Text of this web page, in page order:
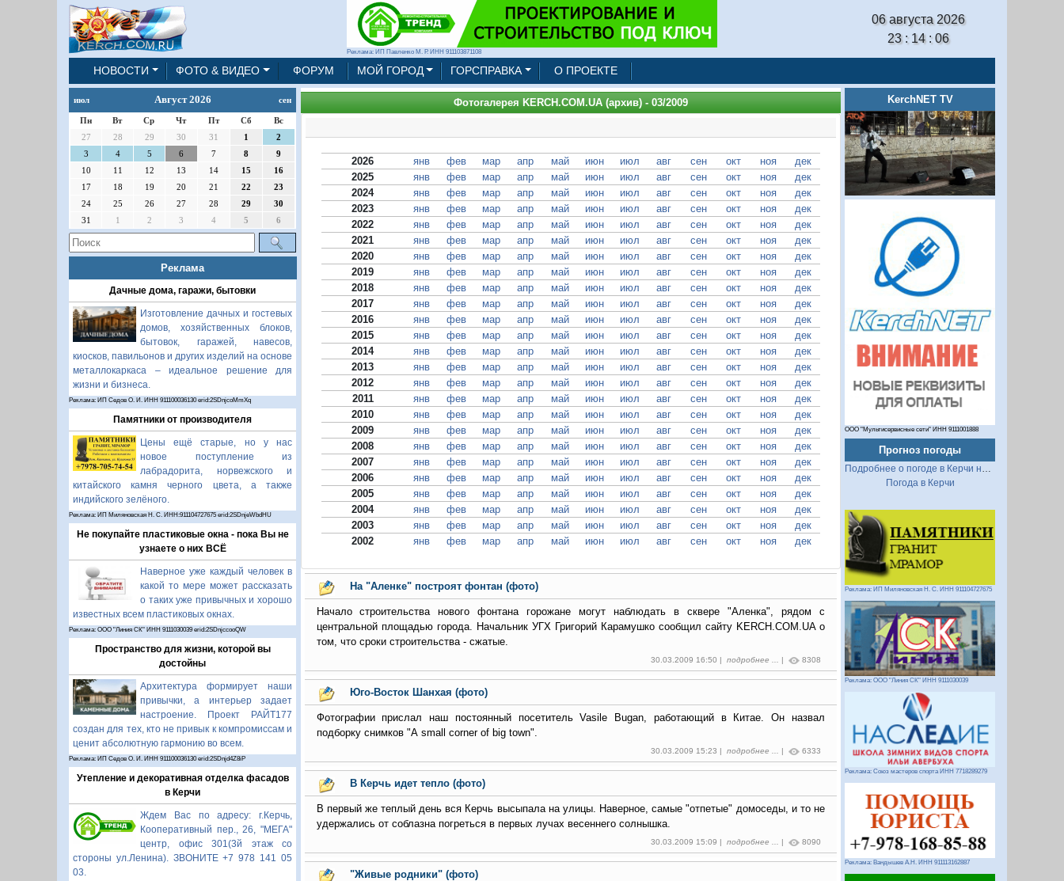
Реклама: ИП Павленко М. Р. ИНН 911103871108
06 августа 2026
23 : 14 : 06
НОВОСТИ ФОТО & ВИДЕО ФОРУМ МОЙ ГОРОД ГОРСПРАВКА О ПРОЕКТЕ
июл Август 2026 сен
Пн Вт Ср Чт Пт Сб
Вс
27
28 29 30 31 1
2
3
4 5 6 7 8
9
10
11 12 13 14 15
16
17
18 19 20 21 22
23
24
25 26 27 28 29
30
31
1 2 3 4 5 6
Реклама
Дачные дома, гаражи, бытовки
Изготовление дачных и гостевых
домов, хозяйственных блоков,
бытовок, гаражей, навесов,
киосков, павильонов и других изделий на основе
металлокаркаса – идеальное решение для
жизни и бизнеса.
Реклама: ИП Седов О. И. ИНН 911100036130 erid:2SDnjcoMmXq
Памятники от производителя
Цены ещё старые, но у нас
новое поступление из
лабрадорита, норвежского и
китайского камня черного цвета, а также
индийского зелёного.
Реклама: ИП Миляновская Н. С. ИНН:911104727675 erid:2SDnjeWbdHU
Не покупайте пластиковые окна - пока Вы не
узнаете о них ВСЁ
Наверное уже каждый человек в
какой то мере может рассказать
о таких уже привычных и хорошо
известных всем пластиковых окнах.
Реклама: ООО "Линия СК" ИНН 9111030039 erid:2SDnjccooQW
Пространство для жизни, которой вы
достойны
Архитектура формирует наши
привычки, а интерьер задает
настроение. Проект РАЙТ177
создан для тех, кто не привык к компромиссам и
ценит абсолютную гармонию во всем.
Реклама: ИП Седов О. И. ИНН 911100036130 erid:2SDnjd4Z8iP
Утепление и декоративная отделка фасадов
в Керчи
Ждем Вас по адресу: г.Керчь,
Кооперативный пер., 26, "МЕГА"
центр, офис 301(3й этаж со
стороны ул.Ленина). ЗВОНИТЕ +7 978 141 05
03.
Фотогалерея KERCH.COM.UA (архив) - 03/2009
2026 янв фев мар апр май июн июл авг сен окт ноя
дек
2025
янв фев мар апр май июн июл авг сен окт ноя
дек
2024
янв фев мар апр май июн июл авг сен окт ноя
дек
2023
янв фев мар апр май июн июл авг сен окт ноя
дек
2022
янв фев мар апр май июн июл авг сен окт ноя
дек
2021
янв фев мар апр май июн июл авг сен окт ноя
дек
2020
янв фев мар апр май июн июл авг сен окт ноя
дек
2019
янв фев мар апр май июн июл авг сен окт ноя
дек
2018
янв фев мар апр май июн июл авг сен окт ноя
дек
2017
янв фев мар апр май июн июл авг сен окт ноя
дек
2016
янв фев мар апр май июн июл авг сен окт ноя
дек
2015
янв фев мар апр май июн июл авг сен окт ноя
дек
2014
янв фев мар апр май июн июл авг сен окт ноя
дек
2013
янв фев мар апр май июн июл авг сен окт ноя
дек
2012
янв фев мар апр май июн июл авг сен окт ноя
дек
2011
янв фев мар апр май июн июл авг сен окт ноя
дек
2010
янв фев мар апр май июн июл авг сен окт ноя
дек
2009
янв фев мар апр май июн июл авг сен окт ноя
дек
2008
янв фев мар апр май июн июл авг сен окт ноя
дек
2007
янв фев мар апр май июн июл авг сен окт ноя
дек
2006
янв фев мар апр май июн июл авг сен окт ноя
дек
2005
янв фев мар апр май июн июл авг сен окт ноя
дек
2004
янв фев мар апр май июн июл авг сен окт ноя
дек
2003
янв фев мар апр май июн июл авг сен окт ноя
дек
2002
янв фев мар апр май июн июл авг сен окт ноя дек
На "Аленке" построят фонтан (фото)
Начало строительства нового фонтана горожане могут наблюдать в сквере "Аленка", рядом с
центральной площадью города. Начальник УГХ Григорий Карамушко сообщил сайту KERCH.COM.UA о
том, что сроки строительства - сжатые.
30.03.2009 16:50 | подробнее ... | 8308
Юго-Восток Шанхая (фото)
Фотографии прислал наш постоянный посетитель Vasile Bugan, работающий в Китае. Он назвал
подборку снимков "А small corner of big town".
30.03.2009 15:23 | подробнее ... | 6333
В Керчь идет тепло (фото)
В первый же теплый день вся Керчь высыпала на улицы. Наверное, самые "отпетые" домоседы, и то не
удержались от соблазна погреться в первых лучах весеннего солнышка.
30.03.2009 15:09 | подробнее ... | 8090
"Живые родники" (фото)
KerchNET TV
ООО "Мультисервисные сети" ИНН 9111001888
Прогноз погоды
Подробнее о погоде в Керчи на 2 недели
Погода в Керчи
Реклама: ИП Миляновская Н. С. ИНН 911104727675
Реклама: ООО "Линия СК" ИНН 9111030039
Реклама: Союз мастеров спорта ИНН 7718289279
Реклама: Вандышев А.Н. ИНН 911113162887